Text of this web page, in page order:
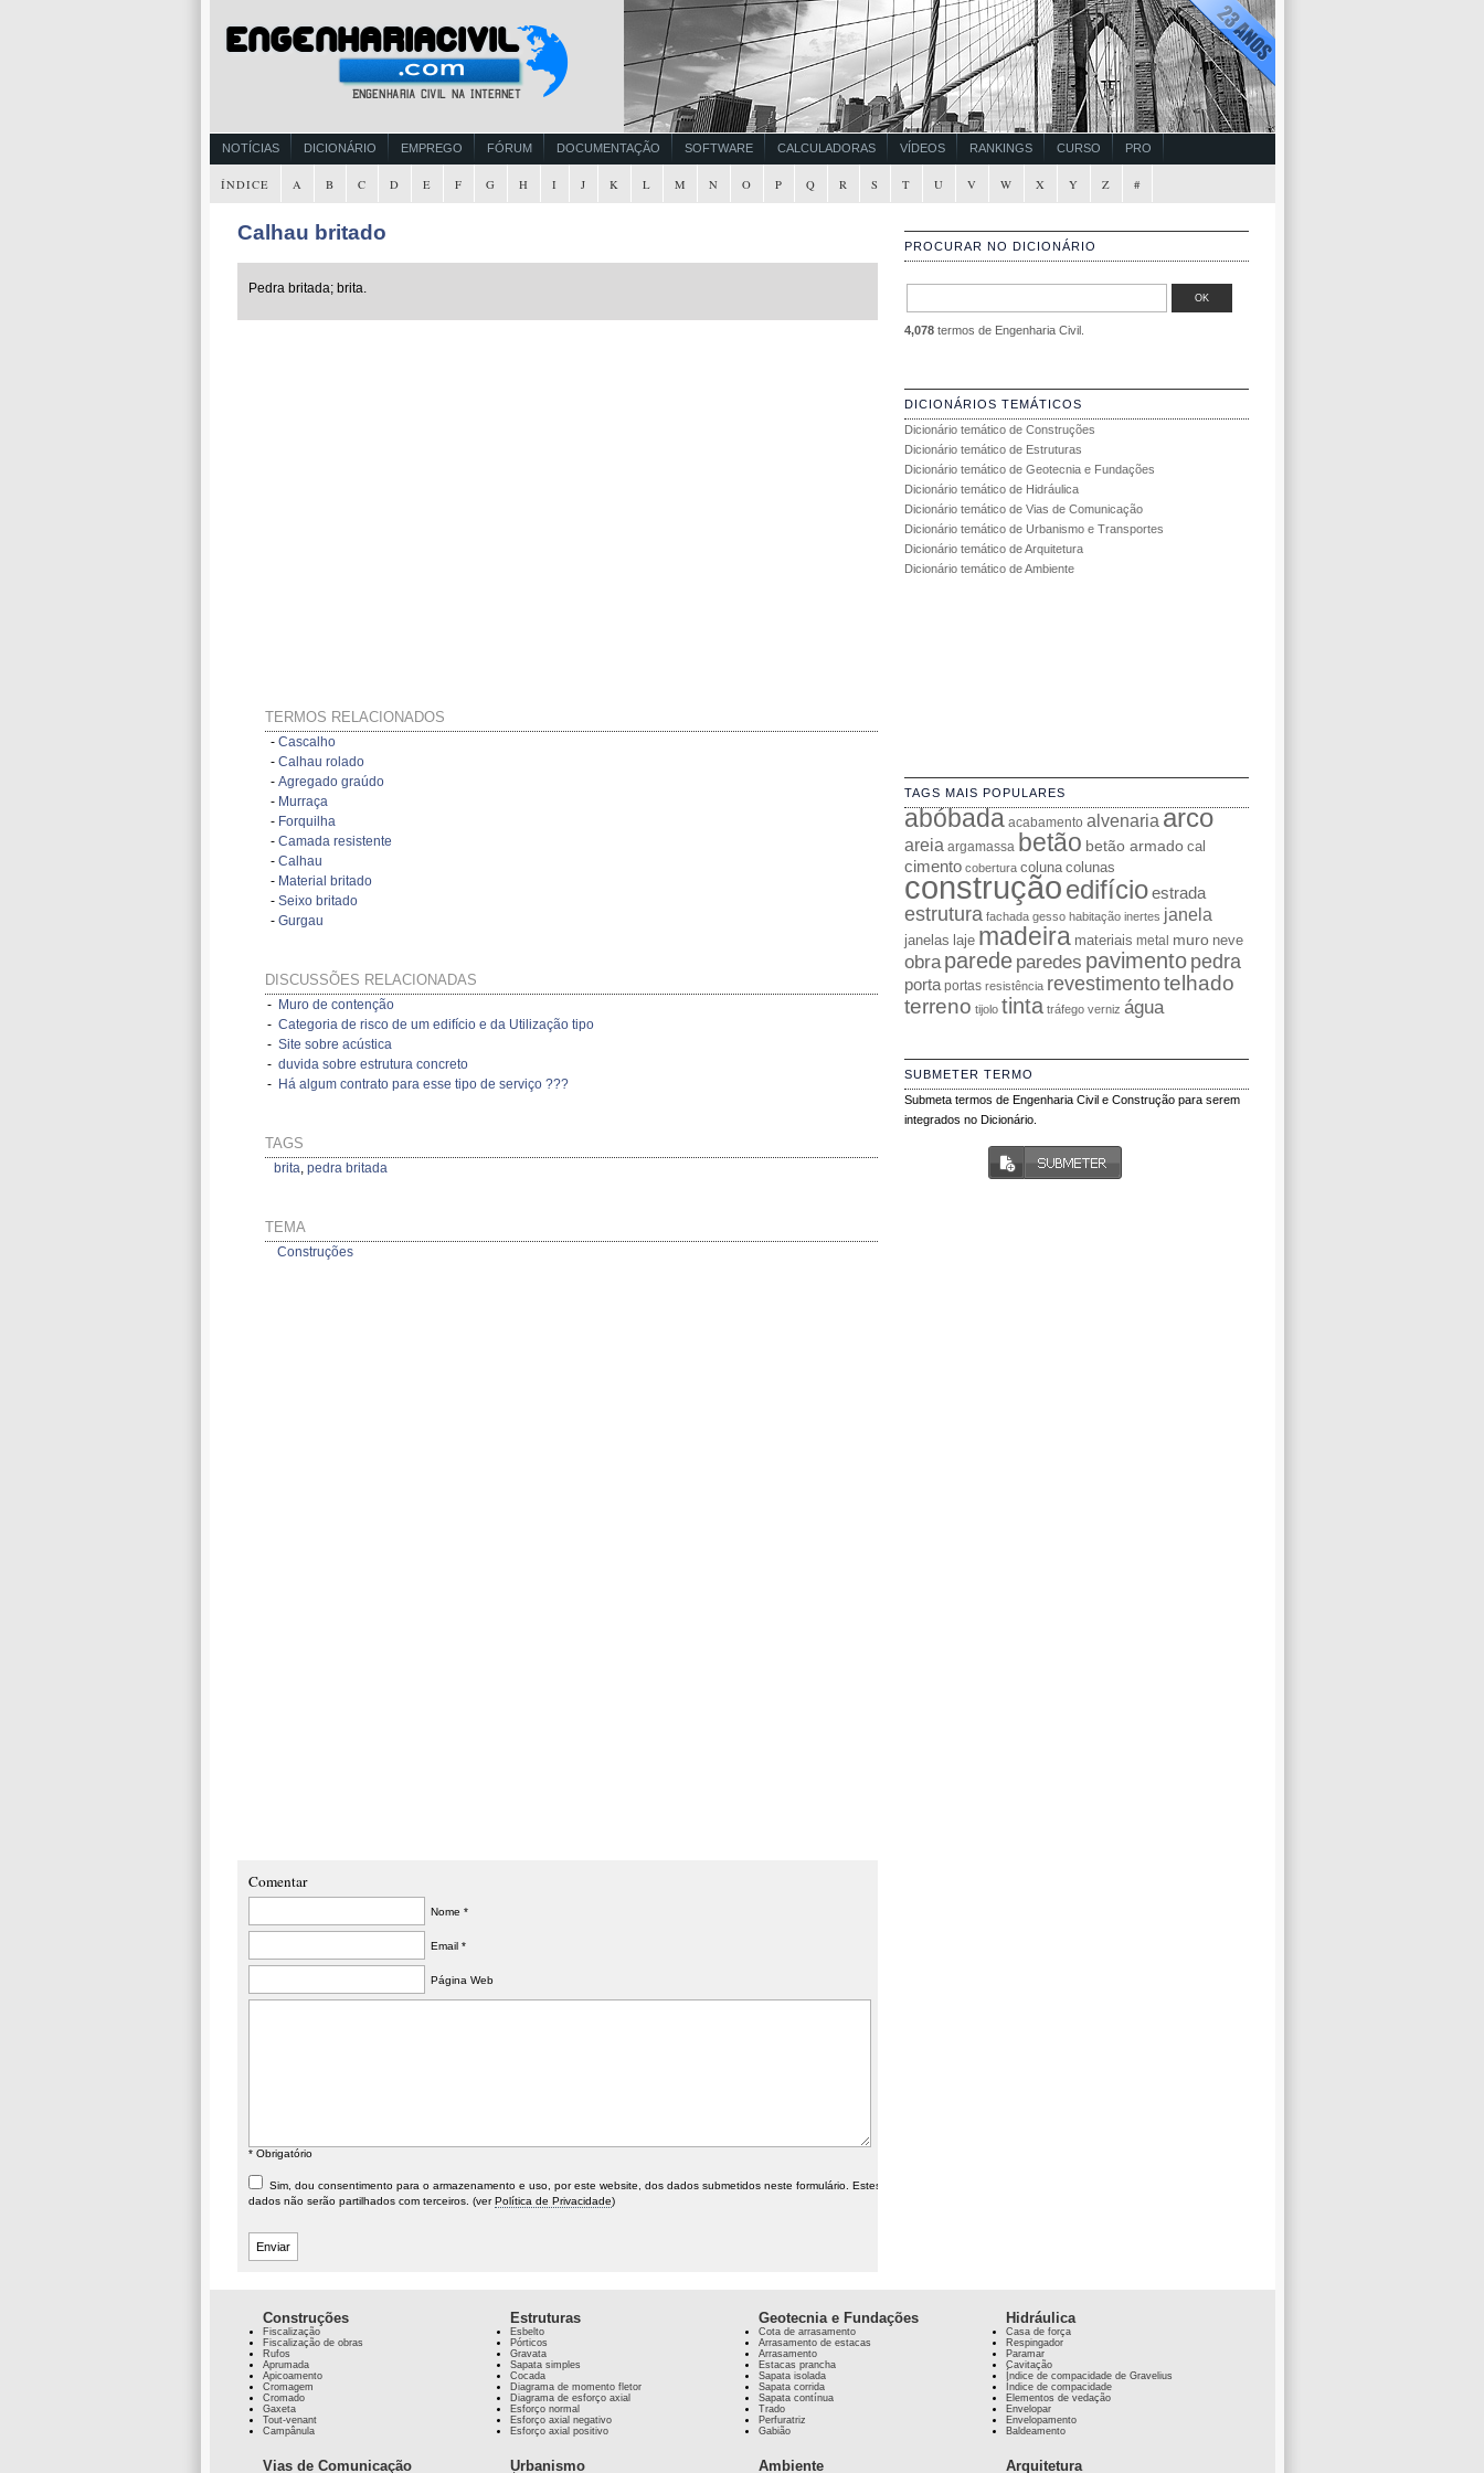
NOTÍCIAS DICIONÁRIO EMPREGO FÓRUM DOCUMENTAÇÃO SOFTWARE CALCULADORAS VÍDEOS RANKINGS CURSO PRO
ÍNDICE A B C D E F G H I J K L M N O P Q R S T U V W X Y Z #
Calhau britado
Pedra britada; brita.
TERMOS RELACIONADOS
- Cascalho
- Calhau rolado
- Agregado graúdo
- Murraça
- Forquilha
- Camada resistente
- Calhau
- Material britado
- Seixo britado
- Gurgau
DISCUSSÕES RELACIONADAS
- Muro de contenção
- Categoria de risco de um edifício e da Utilização tipo
- Site sobre acústica
- duvida sobre estrutura concreto
- Há algum contrato para esse tipo de serviço ???
TAGS
brita pedra britada
TEMA
Construções
Comentar
Nome *
Email *
Página Web
* Obrigatório
Sim, dou consentimento para o armazenamento e uso, por este website, dos dados submetidos neste formulário. Estes
dados não serão partilhados com terceiros. (verPolítica de Privacidade)
PROCURAR NO DICIONÁRIO
4,078termos de Engenharia Civil.
DICIONÁRIOS TEMÁTICOS
Dicionário temático de Construções
Dicionário temático de Estruturas
Dicionário temático de Geotecnia e Fundações
Dicionário temático de Hidráulica
Dicionário temático de Vias de Comunicação
Dicionário temático de Urbanismo e Transportes
Dicionário temático de Arquitetura
Dicionário temático de Ambiente
TAGS MAIS POPULARES
abóbada acabamento alvenariaarco
areia argamassa betão betão armado cal
cimento cobertura coluna colunas
construçãoedifício estrada
estrutura fachada gesso habitação inertes janela
janelas laje madeira materiais metal muro neve
obra parede paredes pavimento pedra
porta portas resistência revestimentotelhado
terreno tijolo tinta tráfego verniz água
SUBMETER TERMO
Submeta termos de Engenharia Civil e Construção para serem
integrados no Dicionário.
Construções
Fiscalização
Fiscalização de obras
Rufos
Aprumada
Apicoamento
Cromagem
Cromado
Gaxeta
Tout-venant
Campânula
Estruturas
Esbelto
Pórticos
Gravata
Sapata simples
Cocada
Diagrama de momento fletor
Diagrama de esforço axial
Esforço normal
Esforço axial negativo
Esforço axial positivo
Geotecnia e Fundações
Cota de arrasamento
Arrasamento de estacas
Arrasamento
Estacas prancha
Sapata isolada
Sapata corrida
Sapata contínua
Trado
Perfuratriz
Gabião
Hidráulica
Casa de força
Respingador
Paramar
Cavitação
Índice de compacidade de Gravelius
Índice de compacidade
Elementos de vedação
Envelopar
Envelopamento
Baldeamento
Vias de Comunicação Urbanismo Ambiente Arquitetura